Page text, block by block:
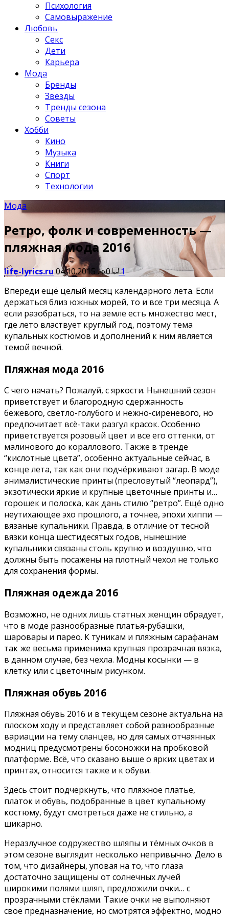
Психология
Самовыражение
Любовь
Секс
Дети
Карьера
Мода
Бренды
Звезды
Тренды сезона
Советы
Хобби
Кино
Музыка
Книги
Спорт
Технологии
Мода
Ретро, фолк и современность —
пляжная мода 2016
life-lyrics.ru 04.10.2015 0
1
Впереди ещё целый месяц календарного лета. Если
держаться близ южных морей, то и все три месяца. А
если разобраться, то на земле есть множество мест,
где лето властвует круглый год, поэтому тема
купальных костюмов и дополнений к ним является
темой вечной.
Пляжная мода 2016
С чего начать? Пожалуй, с яркости. Нынешний сезон
приветствует и благородную сдержанность
бежевого, светло-голубого и нежно-сиреневого, но
предпочитает всё-таки разгул красок. Особенно
приветствуется розовый цвет и все его оттенки, от
малинового до кораллового. Также в тренде
“кислотные цвета”, особенно актуальные сейчас, в
конце лета, так как они подчёркивают загар. В моде
анималистические принты (пресловутый “леопард”),
экзотически яркие и крупные цветочные принты и…
горошек и полоска, как дань стилю “ретро”. Ещё одно
неутихающее эхо прошлого, а точнее, эпохи хиппи —
вязаные купальники. Правда, в отличие от тесной
вязки конца шестидесятых годов, нынешние
купальники связаны столь крупно и воздушно, что
должны быть посажены на плотный чехол не только
для сохранения формы.
Пляжная одежда 2016
Возможно, не одних лишь статных женщин обрадует,
что в моде разнообразные платья-рубашки,
шаровары и парео. К туникам и пляжным сарафанам
так же весьма применима крупная прозрачная вязка,
в данном случае, без чехла. Модны косынки — в
клетку или с цветочным рисунком.
Пляжная обувь 2016
Пляжная обувь 2016 и в текущем сезоне актуальна на
плоском ходу и представляет собой разнообразные
вариации на тему сланцев, но для самых отчаянных
модниц предусмотрены босоножки на пробковой
платформе. Всё, что сказано выше о ярких цветах и
принтах, относится также и к обуви.
Здесь стоит подчеркнуть, что пляжное платье,
платок и обувь, подобранные в цвет купальному
костюму, будут смотреться даже не стильно, а
шикарно.
Неразлучное содружество шляпы и тёмных очков в
этом сезоне выглядит несколько непривычно. Дело в
том, что дизайнеры, уповая на то, что глаза
достаточно защищены от солнечных лучей
широкими полями шляп, предложили очки… с
прозрачными стёклами. Такие очки не выполняют
своё предназначение, но смотрятся эффектно, модно